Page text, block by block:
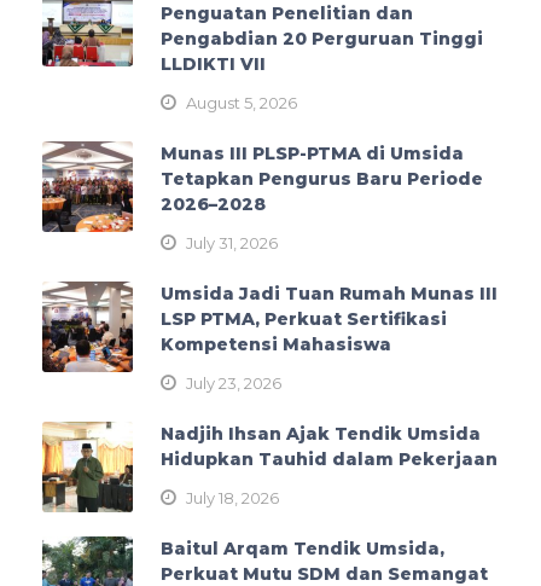
Penguatan Penelitian dan
Pengabdian 20 Perguruan Tinggi
LLDIKTI VII
August 5, 2026
Munas III PLSP-PTMA di Umsida
Tetapkan Pengurus Baru Periode
2026–2028
July 31, 2026
Umsida Jadi Tuan Rumah Munas III
LSP PTMA, Perkuat Sertifikasi
Kompetensi Mahasiswa
July 23, 2026
Nadjih Ihsan Ajak Tendik Umsida
Hidupkan Tauhid dalam Pekerjaan
July 18, 2026
Baitul Arqam Tendik Umsida,
Perkuat Mutu SDM dan Semangat